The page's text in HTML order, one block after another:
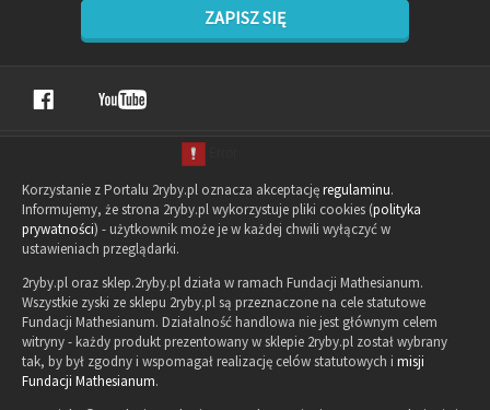
ZAPISZ SIĘ
Korzystanie z Portalu 2ryby.pl oznacza akceptacjęregulaminu.
Informujemy, że strona 2ryby.pl wykorzystuje pliki cookies (polityka
prywatności) - użytkownik może je w każdej chwili wyłączyć w
ustawieniach przeglądarki.
2ryby.pl oraz sklep.2ryby.pl działa w ramach Fundacji Mathesianum.
Wszystkie zyski ze sklepu 2ryby.pl są przeznaczone na cele statutowe
Fundacji Mathesianum. Działalność handlowa nie jest głównym celem
witryny - każdy produkt prezentowany w sklepie 2ryby.pl został wybrany
tak, by był zgodny i wspomagał realizację celów statutowych i misji
Fundacji Mathesianum.